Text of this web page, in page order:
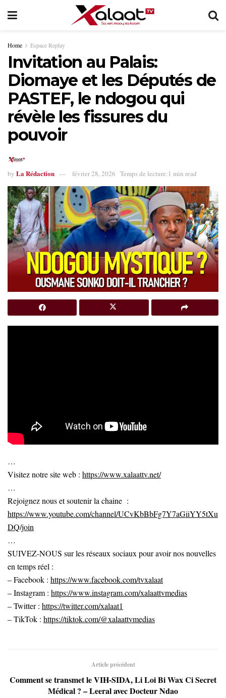
Home Espace Replay
Invitation au Palais:
Diomaye et les Députés de
PASTEF, le ndogou qui
révèle les fissures du
pouvoir
by La Rédaction février 28, 2026 Temps de lecture:1 min read
…
Visitez notre site web : https://www.xalaattv.net/
…
Rejoignez nous et soutenir la chaine :
https://www.youtube.com/channel/UCvKbBbFg7Y7aGiiYY5tXu
DQ/join
…
SUIVEZ-NOUS sur les réseaux sociaux pour avoir nos nouvelles
en temps réel :
– Facebook : https://www.facebook.com/tvxalaat
– Instagram : https://www.instagram.com/xalaattvmedias
– Twitter : https://twitter.com/xalaat1
– TikTok : https://tiktok.com/@xalaattvmedias
Article précédent
Comment se transmet le VIH-SIDA, Li Loi Bi Wax Ci Secret
Médical ? – Leeral avec Docteur Ndao